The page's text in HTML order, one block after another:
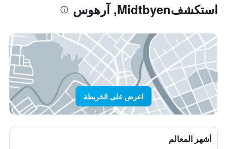
استكشفMidtbyen, آرهوس
اعرض على الخريطة
أشهر المعالم